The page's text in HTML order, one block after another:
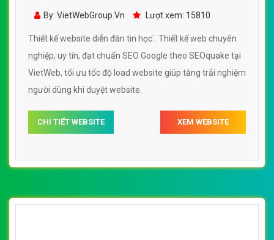
chuyên nghiệp chuẩn SEO
By: VietWebGroup.Vn Lượt xem: 15810
Thiết kế website diễn đàn tin học`. Thiết kế web chuyên
nghiệp, uy tín, đạt chuẩn SEO Google theo SEOquake tại
VietWeb, tối ưu tốc độ load website giúp tăng trải nghiệm
người dùng khi duyệt website.
CHI TIẾT WEBSITE XEM WEBSITE